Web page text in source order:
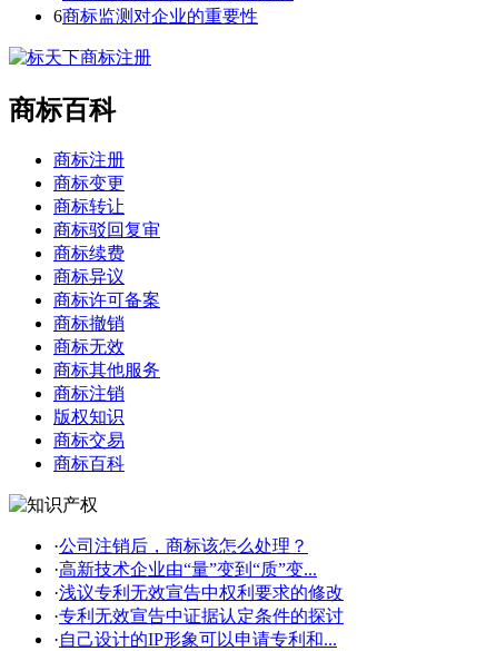
6商标监测对企业的重要性
商标百科
商标注册
商标变更
商标转让
商标驳回复审
商标续费
商标异议
商标许可备案
商标撤销
商标无效
商标其他服务
商标注销
版权知识
商标交易
商标百科
·公司注销后，商标该怎么处理？
·高新技术企业由“量”变到“质”变...
·浅议专利无效宣告中权利要求的修改
·专利无效宣告中证据认定条件的探讨
·自己设计的IP形象可以申请专利和...